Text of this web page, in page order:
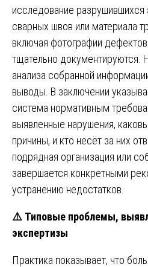
исследование
сварных швов или материала
включая фотографии
тщательно документируются.
анализа собранной
выводы. В заключении
система нормативным
выявленные нарушения,
причины, и кто несёт за них
подрядная организация или
завершается конкретными
устранению недостатков.
⚠️ Типовые проблемы,
экспертизы
Практика показывает, что